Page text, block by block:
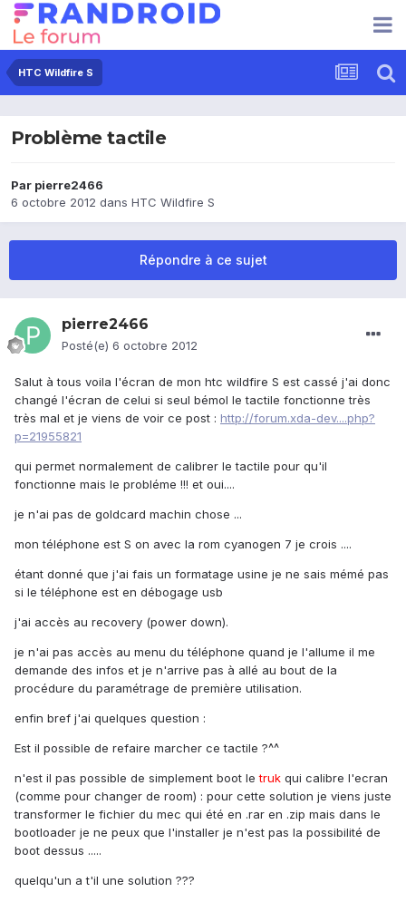
HTC Wildfire S
Problème tactile
Par pierre2466
6 octobre 2012 dans HTC Wildfire S
Répondre à ce sujet
pierre2466
Posté(e) 6 octobre 2012
Salut à tous voila l'écran de mon htc wildfire S est cassé j'ai donc
changé l'écran de celui si seul bémol le tactile fonctionne très
très mal et je viens de voir ce post : http://forum.xda-dev....php?
p=21955821
qui permet normalement de calibrer le tactile pour qu'il
fonctionne mais le probléme !!! et oui....
je n'ai pas de goldcard machin chose ...
mon téléphone est S on avec la rom cyanogen 7 je crois ....
étant donné que j'ai fais un formatage usine je ne sais mémé pas
si le téléphone est en débogage usb
j'ai accès au recovery (power down).
je n'ai pas accès au menu du téléphone quand je l'allume il me
demande des infos et je n'arrive pas à allé au bout de la
procédure du paramétrage de première utilisation.
enfin bref j'ai quelques question :
Est il possible de refaire marcher ce tactile ?^^
n'est il pas possible de simplement boot letruk qui calibre l'ecran
(comme pour changer de room) : pour cette solution je viens juste
transformer le fichier du mec qui été en .rar en .zip mais dans le
bootloader je ne peux que l'installer je n'est pas la possibilité de
boot dessus .....
quelqu'un a t'il une solution ???